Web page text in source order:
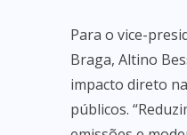
Para o vice-
Braga, Altino
impacto direto
públicos.